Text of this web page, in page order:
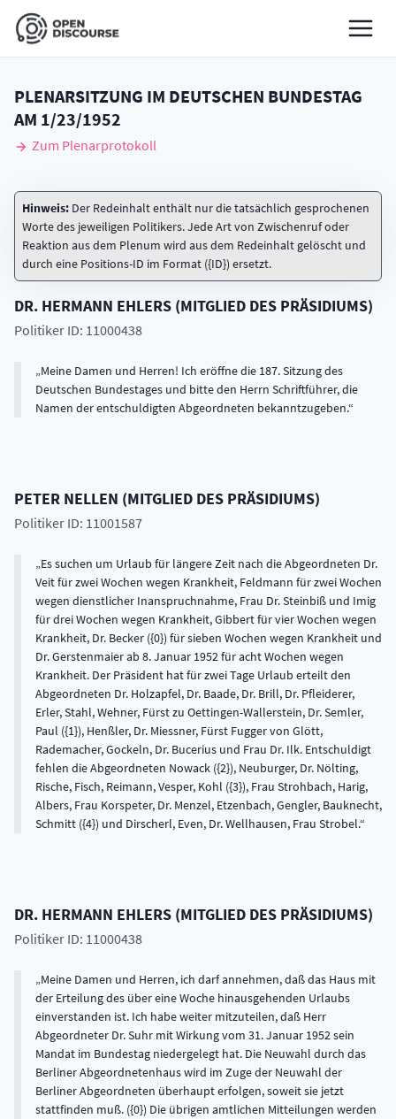
PLENARSITZUNG IM DEUTSCHEN BUNDESTAG
AM 1/23/1952
Zum Plenarprotokoll
Hinweis: Der Redeinhalt enthält nur die tatsächlich gesprochenen
Worte des jeweiligen Politikers. Jede Art von Zwischenruf oder
Reaktion aus dem Plenum wird aus dem Redeinhalt gelöscht und
durch eine Positions-ID im Format ({ID}) ersetzt.
DR. HERMANN EHLERS (MITGLIED DES PRÄSIDIUMS)
Politiker ID: 11000438
Meine Damen und Herren! Ich eröffne die 187. Sitzung des
Deutschen Bundestages und bitte den Herrn Schriftführer, die
Namen der entschuldigten Abgeordneten bekanntzugeben.
PETER NELLEN (MITGLIED DES PRÄSIDIUMS)
Politiker ID: 11001587
Es suchen um Urlaub für längere Zeit nach die Abgeordneten Dr.
Veit für zwei Wochen wegen Krankheit, Feldmann für zwei Wochen
wegen dienstlicher Inanspruchnahme, Frau Dr. Steinbiß und Imig
für drei Wochen wegen Krankheit, Gibbert für vier Wochen wegen
Krankheit, Dr. Becker ({0}) für sieben Wochen wegen Krankheit und
Dr. Gerstenmaier ab 8. Januar 1952 für acht Wochen wegen
Krankheit. Der Präsident hat für zwei Tage Urlaub erteilt den
Abgeordneten Dr. Holzapfel, Dr. Baade, Dr. Brill, Dr. Pfleiderer,
Erler, Stahl, Wehner, Fürst zu Oettingen-Wallerstein, Dr. Semler,
Paul ({1}), Henßler, Dr. Miessner, Fürst Fugger von Glött,
Rademacher, Gockeln, Dr. Bucerius und Frau Dr. Ilk. Entschuldigt
fehlen die Abgeordneten Nowack ({2}), Neuburger, Dr. Nölting,
Rische, Fisch, Reimann, Vesper, Kohl ({3}), Frau Strohbach, Harig,
Albers, Frau Korspeter, Dr. Menzel, Etzenbach, Gengler, Bauknecht,
Schmitt ({4}) und Dirscherl, Even, Dr. Wellhausen, Frau Strobel.
DR. HERMANN EHLERS (MITGLIED DES PRÄSIDIUMS)
Politiker ID: 11000438
Meine Damen und Herren, ich darf annehmen, daß das Haus mit
der Erteilung des über eine Woche hinausgehenden Urlaubs
einverstanden ist. Ich habe weiter mitzuteilen, daß Herr
Abgeordneter Dr. Suhr mit Wirkung vom 31. Januar 1952 sein
Mandat im Bundestag niedergelegt hat. Die Neuwahl durch das
Berliner Abgeordnetenhaus wird im Zuge der Neuwahl der
Berliner Abgeordneten überhaupt erfolgen, soweit sie jetzt
stattfinden muß. ({0}) Die übrigen amtlichen Mitteilungen werden